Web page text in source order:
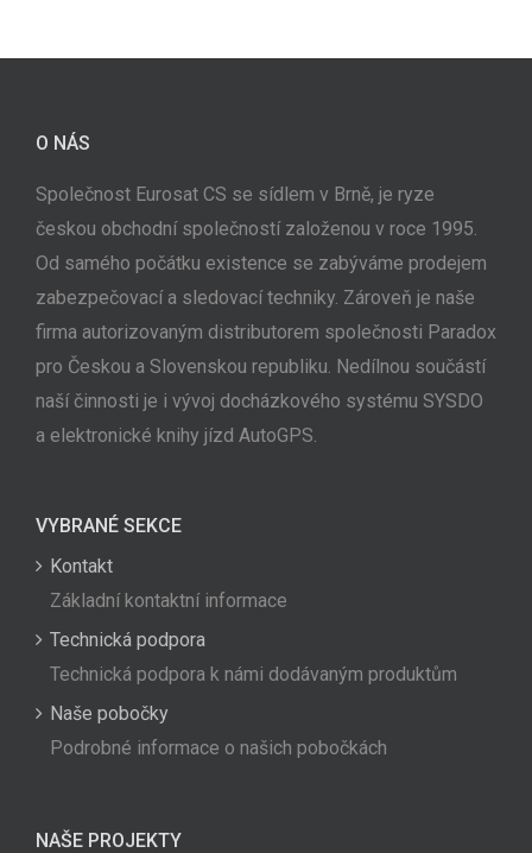
O NÁS
Společnost Eurosat CS se sídlem v Brně, je ryze
českou obchodní společností založenou v roce 1995.
Od samého počátku existence se zabýváme prodejem
zabezpečovací a sledovací techniky. Zároveň je naše
firma autorizovaným distributorem společnosti Paradox
pro Českou a Slovenskou republiku. Nedílnou součástí
naší činnosti je i vývoj docházkového systému SYSDO
a elektronické knihy jízd AutoGPS.
VYBRANÉ SEKCE
Kontakt
Základní kontaktní informace
Technická podpora
Technická podpora k námi dodávaným produktům
Naše pobočky
Podrobné informace o našich pobočkách
NAŠE PROJEKTY